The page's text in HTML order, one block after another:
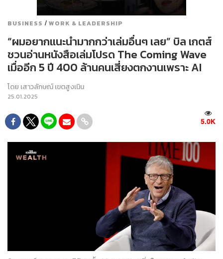
BUSINESS / WORK & LEADERSHIP
“ผมอยากแนะนำมากกว่าเล่มอื่นๆ เลย” บิล เกตส์
ชวนอ่านหนังสือเล่มโปรด The Coming Wave
เมื่ออีก 5 ปี 400 ล้านคนเสี่ยงตกงานเพราะ AI
โดย เสาวลักษณ์ เขตสูงเนิน
25.01.2025
5.0K